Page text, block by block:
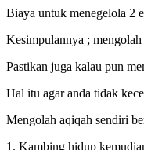
Biaya untuk menegelola 2
Kesimpulannya ;
Pastikan juga kalau pun
Hal itu agar anda tidak
Mengolah aqiqah sendiri
1. Kambing hidup